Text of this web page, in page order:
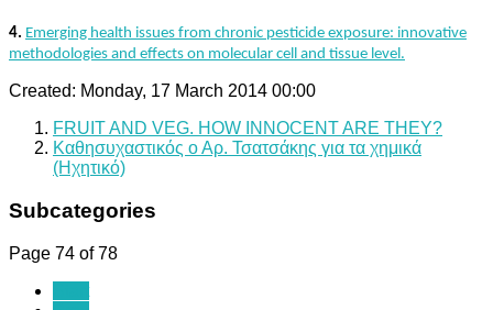
4. Emerging health issues from chronic pesticide exposure: innovative
methodologies and effects on molecular cell and tissue level.
Created: Monday, 17 March 2014 00:00
FRUIT AND VEG. HOW INNOCENT ARE THEY?
Καθησυχαστικός ο Αρ. Τσατσάκης για τα χημικά
(Ηχητικό)
Subcategories
Page 74 of 78